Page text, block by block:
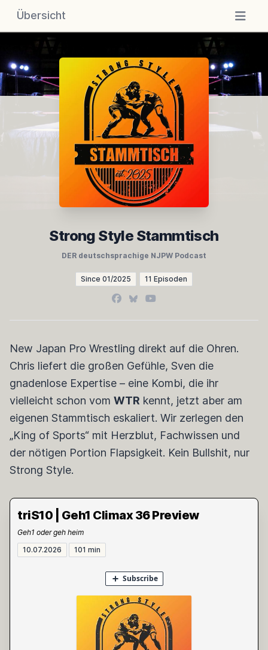
Übersicht
Strong Style Stammtisch
DER deutschsprachige NJPW Podcast
Since 01/2025 11 Episoden
Facebook
BlueskyYouTube
New Japan Pro Wrestling direkt auf die Ohren.
Chris liefert die großen Gefühle, Sven die
gnadenlose Expertise – eine Kombi, die ihr
vielleicht schon vom WTR kennt, jetzt aber am
eigenen Stammtisch eskaliert. Wir zerlegen den
„King of Sports“ mit Herzblut, Fachwissen und
der nötigen Portion Flapsigkeit. Kein Bullshit, nur
Strong Style.
triS10 | Geh1 Climax 36 Preview
Geh1 oder geh heim
10.07.2026
101 min